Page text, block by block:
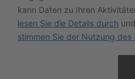
kann Daten zu Ihren
lesen Sie die Details durch und
stimmen Sie der Nutzung des